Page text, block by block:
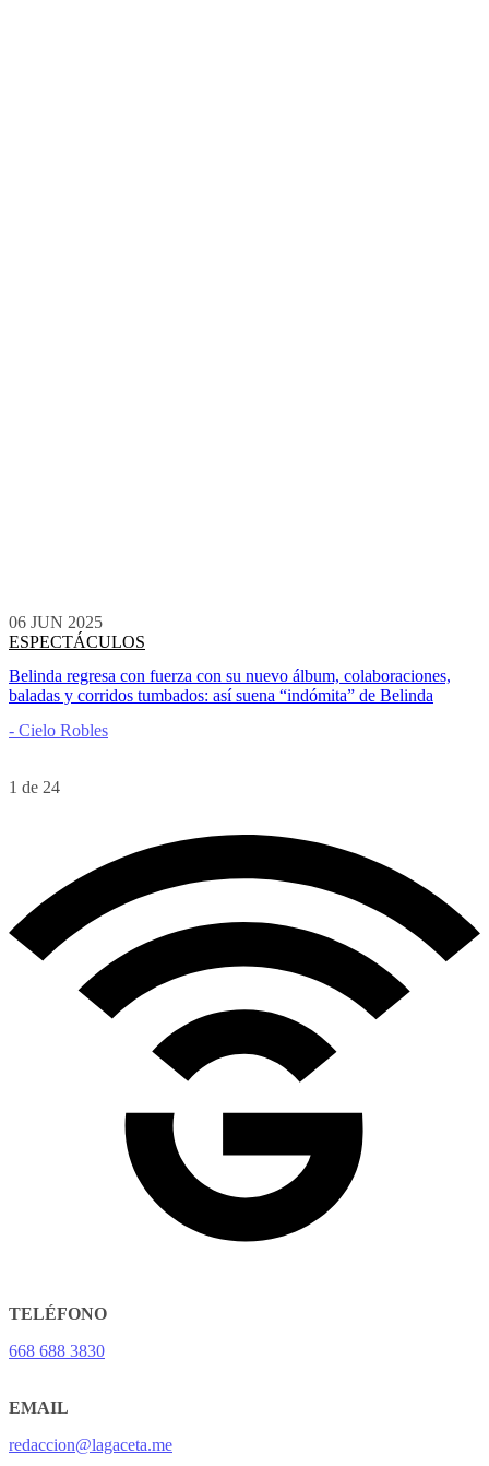
06 JUN 2025
ESPECTÁCULOS
Belinda regresa con fuerza con su nuevo álbum, colaboraciones,
baladas y corridos tumbados: así suena “indómita” de Belinda
- Cielo Robles
1 de 24
TELÉFONO
668 688 3830
EMAIL
redaccion@lagaceta.me